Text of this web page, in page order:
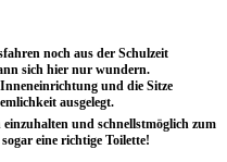
noch aus der Schulzeit
sich hier nur wundern.
und die Sitze
ausgelegt.
und schnellstmöglich zum
eine richtige Toilette!